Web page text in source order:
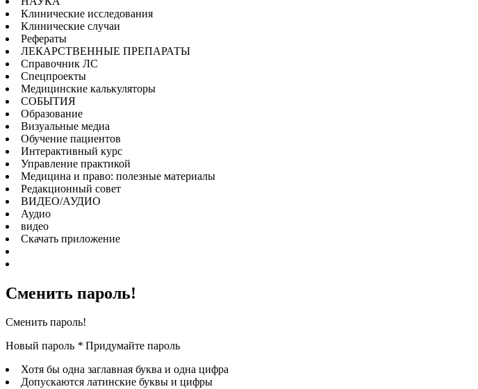
Клинические исследования
Клинические случаи
Рефераты
ЛЕКАРСТВЕННЫЕ ПРЕПАРАТЫ
Cправочник ЛС
Спецпроекты
Медицинские калькуляторы
СОБЫТИЯ
Образование
Визуальные медиа
Обучение пациентов
Интерактивный курс
Управление практикой
Медицина и право: полезные материалы
Редакционный совет
ВИДЕО/АУДИО
Аудио
видео
Скачать приложение
Сменить пароль!
Сменить пароль!
Новый пароль * Придумайте пароль
Хотя бы одна заглавная буква и одна цифра
Допускаются латинские буквы и цифры